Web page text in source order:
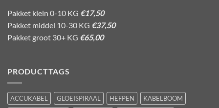
Pakket klein 0-10 KG €17,50
Pakket middel 10-30 KG €37,50
Pakket groot 30+ KG €65,00
PRODUCTTAGS
ACCUKABEL GLOEISPIRAAL HEFPEN
KABELBOOM